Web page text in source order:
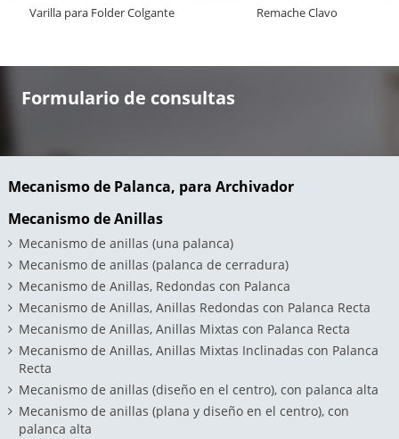
Varilla para Folder Colgante Remache Clavo
Formulario de consultas
Mecanismo de Palanca, para Archivador
Mecanismo de Anillas
Mecanismo de anillas (una palanca)
Mecanismo de anillas (palanca de cerradura)
Mecanismo de Anillas, Redondas con Palanca
Mecanismo de Anillas, Anillas Redondas con Palanca Recta
Mecanismo de Anillas, Anillas Mixtas con Palanca Recta
Mecanismo de Anillas, Anillas Mixtas Inclinadas con Palanca
Recta
Mecanismo de anillas (diseño en el centro), con palanca alta
Mecanismo de anillas (plana y diseño en el centro), con
palanca alta